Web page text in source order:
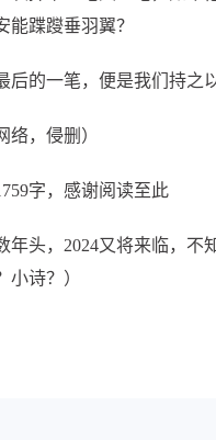
能蹀躞垂羽翼？
后的一笔，便是我们持之
络，侵删）
字，感谢阅读至此
年头，2024又将来临，
小诗？）